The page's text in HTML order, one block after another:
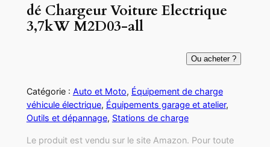
dé Chargeur Voiture Electrique
3,7kW M2D03-all
Ou acheter ?
Catégorie : Auto et Moto, Équipement de charge
véhicule électrique, Équipements garage et atelier
Outils et dépannage, Stations de charge
Le produit est vendu sur le site Amazon. Pour toute